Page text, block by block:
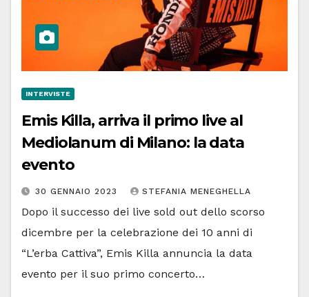
INTERVISTE
Emis Killa, arriva il primo live al
Mediolanum di Milano: la data
evento
30 GENNAIO 2023 STEFANIA MENEGHELLA
Dopo il successo dei live sold out dello scorso
dicembre per la celebrazione dei 10 anni di
“L’erba Cattiva”, Emis Killa annuncia la data
evento per il suo primo concerto…